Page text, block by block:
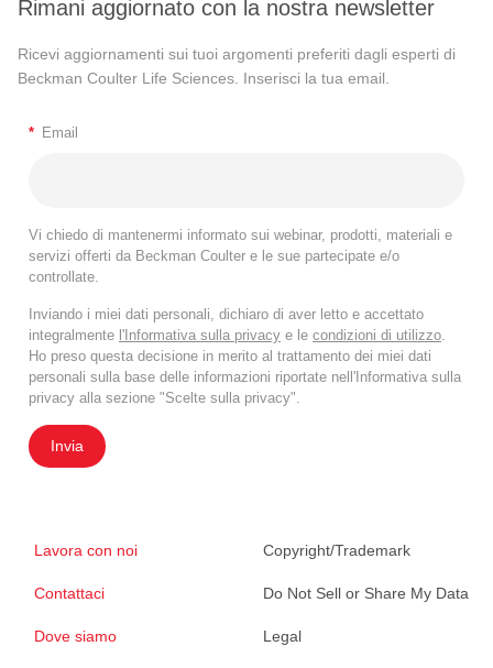
Rimani aggiornato con la nostra newsletter
Ricevi aggiornamenti sui tuoi argomenti preferiti dagli esperti di
Beckman Coulter Life Sciences. Inserisci la tua email.
* Email
Vi chiedo di mantenermi informato sui webinar, prodotti, materiali e
servizi offerti da Beckman Coulter e le sue partecipate e/o
controllate.
Inviando i miei dati personali, dichiaro di aver letto e accettato
integralmente l'Informativa sulla privacy e le condizioni di utilizzo
Ho preso questa decisione in merito al trattamento dei miei dati
personali sulla base delle informazioni riportate nell'Informativa sulla
privacy alla sezione "Scelte sulla privacy".
Invia
Lavora con noi
Contattaci
Dove siamo
Copyright/Trademark
Do Not Sell or Share My Data
Legal